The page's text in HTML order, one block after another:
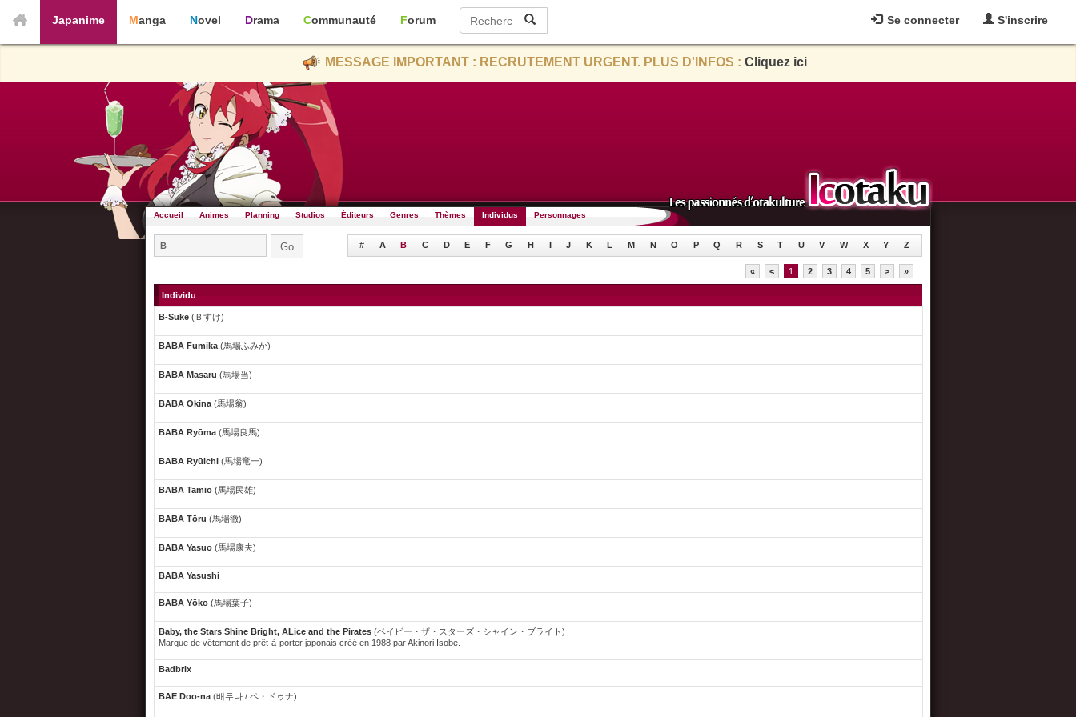
Se connecter S'inscrire
Japanime Manga Novel Drama Communauté Forum
MESSAGE IMPORTANT : RECRUTEMENT URGENT. PLUS D'INFOS : Cliquez ici
Accueil Animes Planning Studios Éditeurs Genres Thèmes Individus Personnages
# A B C D E F G H I J K L M N O P Q R S T U V W X Y Z
« < 1 2 3 4 5 > »
Individu
B-Suke (Ｂすけ)
BABA Fumika (馬場ふみか)
BABA Masaru (馬場当)
BABA Okina (馬場翁)
BABA Ryōma (馬場良馬)
BABA Ryūichi (馬場竜一)
BABA Tamio (馬場民雄)
BABA Tōru (馬場徹)
BABA Yasuo (馬場康夫)
BABA Yasushi
BABA Yōko (馬場葉子)
Baby, the Stars Shine Bright, ALice and the Pirates (ベイビー・ザ・スターズ・シャイン・ブライト)
Marque de vêtement de prêt-à-porter japonais créé en 1988 par Akinori Isobe.
Badbrix
BAE Doo-na (배두나 / ペ・ドゥナ)